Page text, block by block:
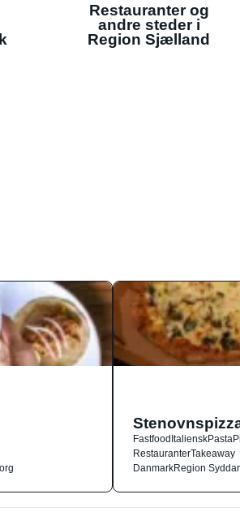
Restauranter og
andre steder i
Region Sjælland
FastfoodItalienskPasta
RestauranterTakeaway
DanmarkRegion